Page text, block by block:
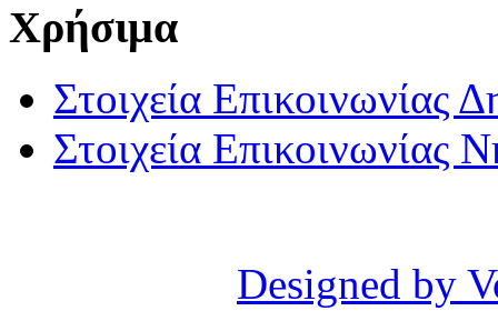
Χρήσιμα
Στοιχεία Επικοινωνίας
Στοιχεία Επικοινωνίας
Designed by